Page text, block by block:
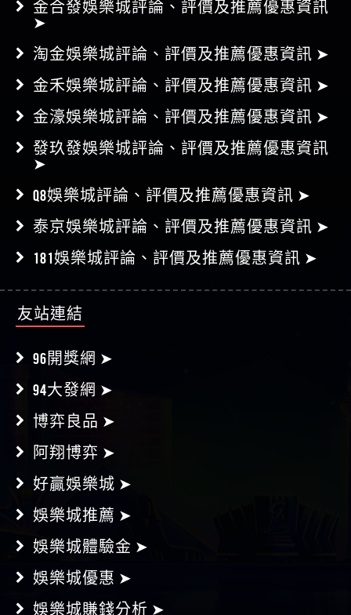
金合發娛樂城評論、評價及推薦優惠資訊
➤
淘金娛樂城評論、評價及推薦優惠資訊 ➤
金禾娛樂城評論、評價及推薦優惠資訊 ➤
金濠娛樂城評論、評價及推薦優惠資訊 ➤
發玖發娛樂城評論、評價及推薦優惠資訊
➤
Q8娛樂城評論、評價及推薦優惠資訊 ➤
泰京娛樂城評論、評價及推薦優惠資訊 ➤
181娛樂城評論、評價及推薦優惠資訊 ➤
友站連結
96開獎網 ➤
94大發網 ➤
博弈良品 ➤
阿翔博弈 ➤
好贏娛樂城 ➤
娛樂城推薦 ➤
娛樂城體驗金 ➤
娛樂城優惠 ➤
娛樂城賺錢分析 ➤